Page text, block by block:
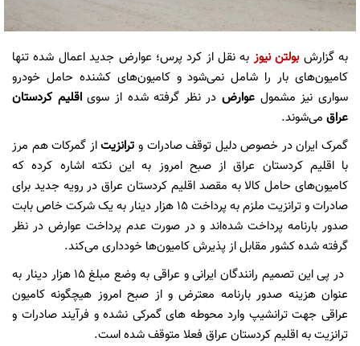
به گزارشبولتن نیوز به نقل از کرد پرس؛ عوارض جدید اعمال شده تنها
کامیون‌های بار را شامل نمی‌شود و کامیون‌های کشنده‌ حامل خودرو
سواری نیز مشمول عوارض در نظر گرفته شده از سویاقلیم کردستان
عراق می‌شوند.
گمرک ایران در خصوص دلیل توقف صادرات و ترانزیتاز گمرکات هم مرز
با اقلیم کردستان عراق از صبح امروز به این نکته اشاره کرده که
کامیون‌های حامل کالا به مقصد اقلیم کردستان عراق در رویه‌ جدید برای
صادرات و ترانزیت ملزم به پرداخت 15 هزار دینار به یک شرکت خاص بابت
صدور بارنامه پرداخت شده‌اند و در صورت عدم پرداخت عوارض در نظر
گرفته شده کشور مقابل از پذیرش کامیون‌ها خودداری می‌کند.
در پی این تصمیم رانندگان ایرانی و عراقی به وضع مبلغ ۱۵ هزار دینار به
عنوان هزینه صدور بارنامه معترض و از صبح امروز هیچگونه کامیون
عراقی جهت ترانشیپ وارد محوطه های گمرکی نشده و فرآیند صادرات و
ترانزیت به اقلیم کردستان عراق فعلا متوقف شده است.